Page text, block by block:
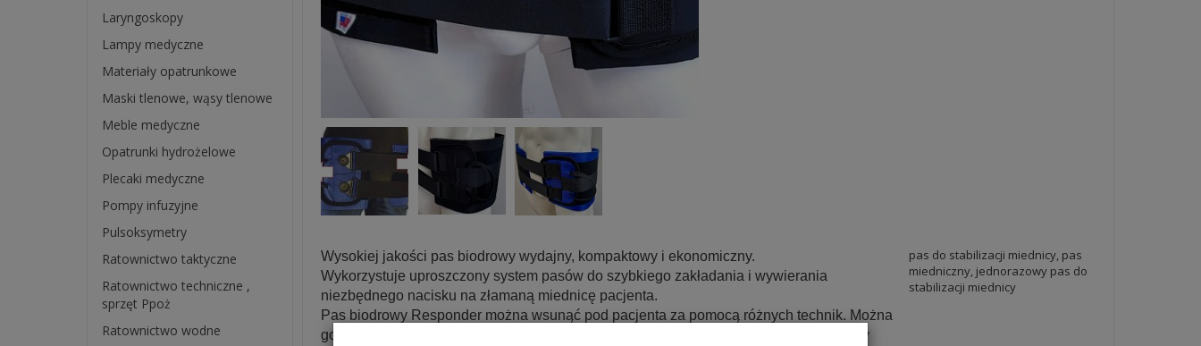
Wysokiej jakości pas biodrowy wydajny, kompaktowy i ekonomiczny.
Wykorzystuje uproszczony system pasów do szybkiego zakładania i wywierania
niezbędnego nacisku na złamaną miednicę pacjenta.
Pas biodrowy Responder można wsunąć pod pacjenta za pomocą różnych technik. Można
go łatwo przyciąć do odpowiedniego rozmiaru lub złożyć na żądaną długość. Intuicyjny
pas do stabilizacji miednicy, pas
miedniczny, jednorazowy pas do
stabilizacji miednicy
Laryngoskopy
Lampy medyczne
Materiały opatrunkowe
Maski tlenowe, wąsy tlenowe
Meble medyczne
Opatrunki hydrożelowe
Plecaki medyczne
Pompy infuzyjne
Pulsoksymetry
Ratownictwo taktyczne
Ratownictwo techniczne ,
sprzęt Ppoż
Ratownictwo wodne